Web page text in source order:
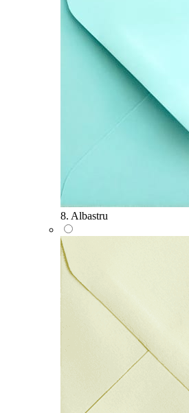
8. Albastru